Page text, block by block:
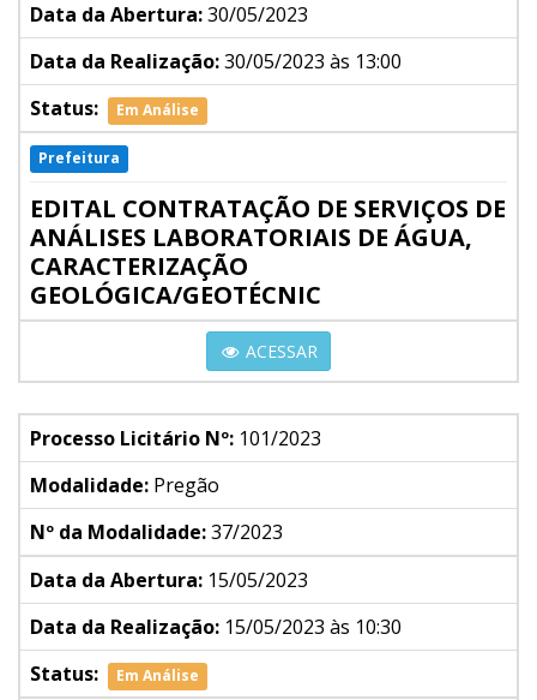
Data da Abertura:30/05/2023
Data da Realização:30/05/2023 às 13:00
Status:
Em Análise
Prefeitura
EDITAL CONTRATAÇÃO DE SERVIÇOS DE
ANÁLISES LABORATORIAIS DE ÁGUA,
CARACTERIZAÇÃO
GEOLÓGICA/GEOTÉCNIC
ACESSAR
Processo Licitário Nº: 101/2023
Modalidade: Pregão
Nº da Modalidade:37/2023
Data da Abertura: 15/05/2023
Data da Realização: 15/05/2023 às 10:30
Status:
Em Análise